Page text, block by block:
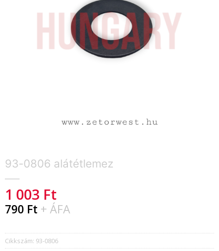
93-0806 alátétlemez
1 003 Ft
790 Ft + ÁFA
Cikkszám: 93-0806